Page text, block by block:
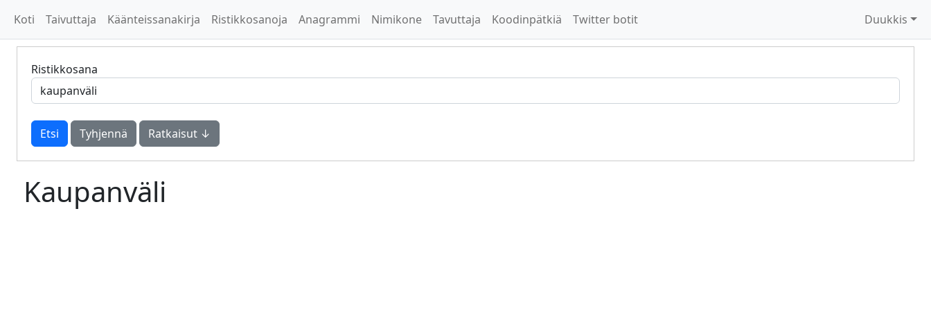
Koti Taivuttaja Käänteissanakirja Ristikkosanoja Anagrammi Nimikone Tavuttaja Koodinpätkiä Twitter botit Duukkis
Ristikkosana
Tyhjennä Ratkaisut ↓
Kaupanväli